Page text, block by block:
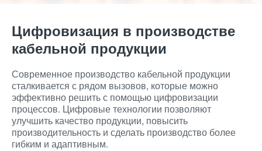
Цифровизация в производстве
кабельной продукции
Современное производство кабельной продукции
сталкивается с рядом вызовов, которые можно
эффективно решить с помощью цифровизации
процессов. Цифровые технологии позволяют
улучшить качество продукции, повысить
производительность и сделать производство более
гибким и адаптивным.